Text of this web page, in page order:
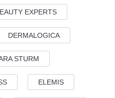
EXPERTS
DERMALOGICA
STURM
ELEMIS